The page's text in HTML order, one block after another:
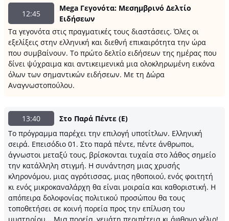
12:45
Mega Γεγονότα: Μεσημβρινό Δελτίο
Ειδήσεων
Τα γεγονότα στις πραγματικές τους διαστάσεις. Όλες οι
εξελίξεις στην ελληνική και διεθνή επικαιρότητα την ώρα
που συμβαίνουν. Το πρώτο δελτίο ειδήσεων της ημέρας που
δίνει ψύχραιμα και αντικειμενικά μια ολοκληρωμένη εικόνα
όλων των σημαντικών ειδήσεων. Με τη Δώρα
Αναγνωστοπούλου.
13:40
Στο Παρά Πέντε (E)
Το πρόγραμμα παρέχει την επιλογή υποτίτλων. Ελληνική
σειρά. Επεισόδιο 01. Στο παρά πέντε, πέντε άνθρωποι,
άγνωστοι μεταξύ τους, βρίσκονται τυχαία στο λάθος σημείο
την κατάλληλη στιγμή. Η συνάντηση μιας χρυσής
κληρονόμου, μιας αγρότισσας, μιας ηθοποιού, ενός φοιτητή
κι ενός μικροκαναλάρχη θα είναι μοιραία και καθοριστική. Η
απόπειρα δολοφονίας πολιτικού προσώπου θα τους
τοποθετήσει σε κοινή πορεία προς την επίλυση του